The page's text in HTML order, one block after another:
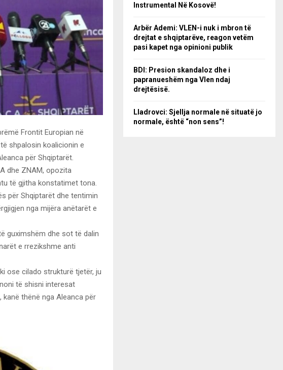
Frontit Europian në
shpalosin koalicionin e
për Shqiptarët.
dhe ZNAM, opozita
të gjitha konstatimet tona.
për Shqiptarët dhe tentimin
nga mijëra anëtarët e
guximshëm dhe sot të dalin
e rrezikshme anti
ose cilado strukturë tjetër, ju
të shisni interesat
kanë thënë nga Aleanca për
Instrumental Në Kosovë!
Arbër Ademi: VLEN-i nuk i mbron të
drejtat e shqiptarëve, reagon vetëm
pasi kapet nga opinioni publik
BDI: Presion skandaloz dhe i
papranueshëm nga Vlen ndaj
drejtësisë.
Lladrovci: Sjellja normale në situatë jo
normale, është “non sens”!